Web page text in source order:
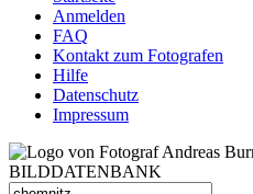
Anmelden
FAQ
Kontakt zum Fotografen
Hilfe
Datenschutz
Impressum